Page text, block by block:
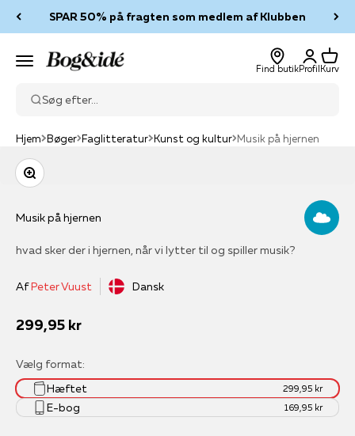
SPAR 50% på fragten som medlem af Klubben
Menu Bog & idé
Find butik
Log ind
Profil
Kurv
Kurv
Søg efter...
Hjem Bøger Faglitteratur Kunst og kultur Musik på hjernen
Zoom
Musik på hjernen
hvad sker der i hjernen, når vi lytter til og spiller musik?
AfPeter Vuust Dansk
Salgspris
299,95 kr
Vælg format:
Hæftet
299,95 kr
E-bog 169,95 kr